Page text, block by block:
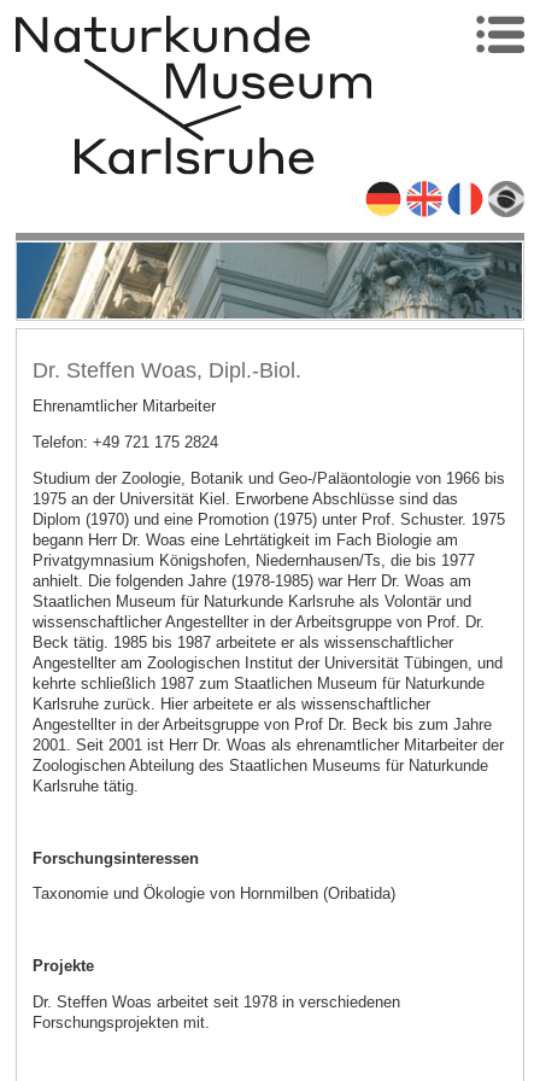
Dr. Steffen Woas, Dipl.-Biol.
Ehrenamtlicher Mitarbeiter
Telefon: +49 721 175 2824
Studium der Zoologie, Botanik und Geo-/Paläontologie von 1966 bis
1975 an der Universität Kiel. Erworbene Abschlüsse sind das
Diplom (1970) und eine Promotion (1975) unter Prof. Schuster. 1975
begann Herr Dr. Woas eine Lehrtätigkeit im Fach Biologie am
Privatgymnasium Königshofen, Niedernhausen/Ts, die bis 1977
anhielt. Die folgenden Jahre (1978-1985) war Herr Dr. Woas am
Staatlichen Museum für Naturkunde Karlsruhe als Volontär und
wissenschaftlicher Angestellter in der Arbeitsgruppe von Prof. Dr.
Beck tätig. 1985 bis 1987 arbeitete er als wissenschaftlicher
Angestellter am Zoologischen Institut der Universität Tübingen, und
kehrte schließlich 1987 zum Staatlichen Museum für Naturkunde
Karlsruhe zurück. Hier arbeitete er als wissenschaftlicher
Angestellter in der Arbeitsgruppe von Prof Dr. Beck bis zum Jahre
2001. Seit 2001 ist Herr Dr. Woas als ehrenamtlicher Mitarbeiter der
Zoologischen Abteilung des Staatlichen Museums für Naturkunde
Karlsruhe tätig.
Forschungsinteressen
Taxonomie und Ökologie von Hornmilben (Oribatida)
Projekte
Dr. Steffen Woas arbeitet seit 1978 in verschiedenen
Forschungsprojekten mit.